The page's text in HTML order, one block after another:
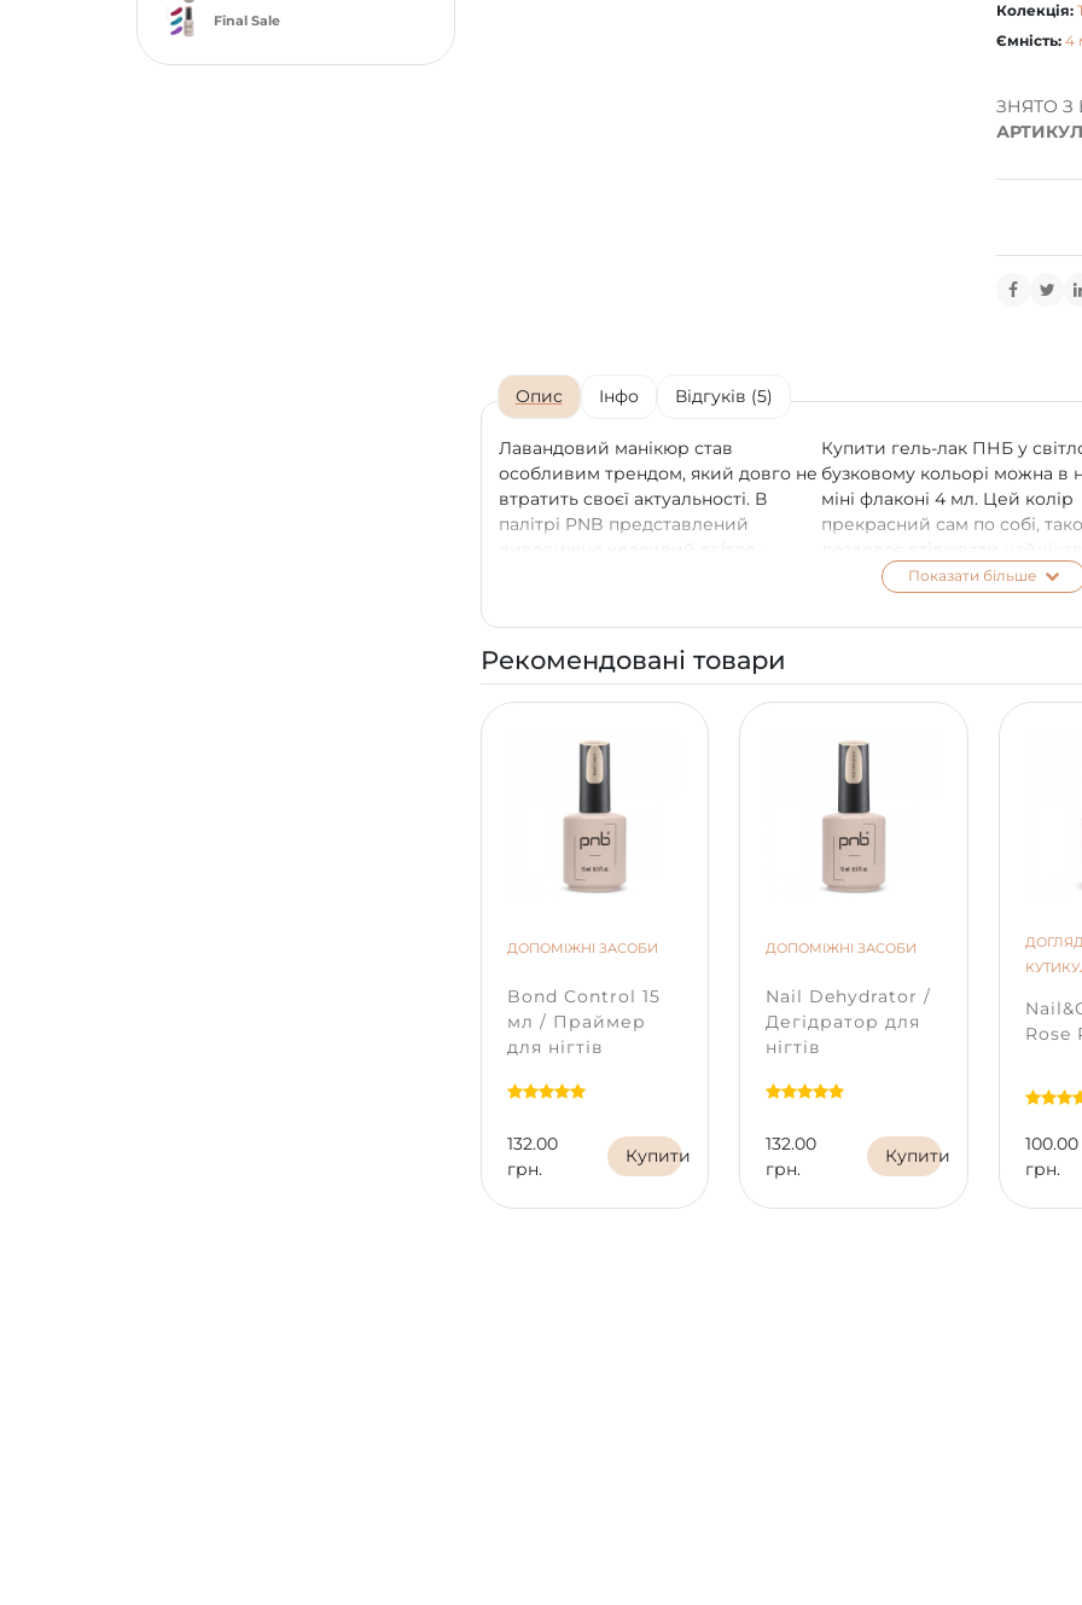
Final Sale
Колекція:
Ємність: 4
ЗНЯТО
Опис Інфо Відгуків (5)
Лавандовий манікюр став
особливим трендом, який довго не
втратить своєї актуальності. В
палітрі PNB представлений
дивовижно красивий світло-
Купити гель-лак ПНБ у
бузковому кольорі можна в
міні флаконі 4 мл. Цей колір
прекрасний сам по собі,
дозволяє втілювати
ідей нейл-арту. Він чудово
поєднується з пастельними
відтінками. Вишукано та
Показати більше
Рекомендовані товари
ДОПОМІЖНІ ЗАСОБИ
Bond Control 15
мл / Праймер
для нігтів
132.00
грн.
Купити
ДОПОМІЖНІ ЗАСОБИ
Nail Dehydrator /
Дегідратор для
нігтів
132.00
грн.
Купити
ДОГЛЯД
Rose
100.00
грн.